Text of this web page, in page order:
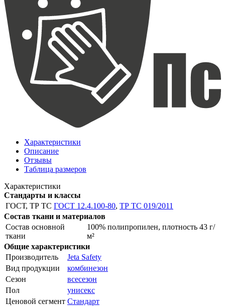
Характеристики
Описание
Отзывы
Таблица размеров
Характеристики
Стандарты и классы
ГОСТ, ТР ТС ГОСТ 12.4.100-80, ТР ТС 019/2011
Состав ткани и материалов
Состав основной
ткани
100% полипропилен, плотность 43 г/
м²
Общие характеристики
Производитель
Jeta Safety
Вид продукции
комбинезон
Сезон
всесезон
Пол
унисекс
Ценовой сегмент Стандарт